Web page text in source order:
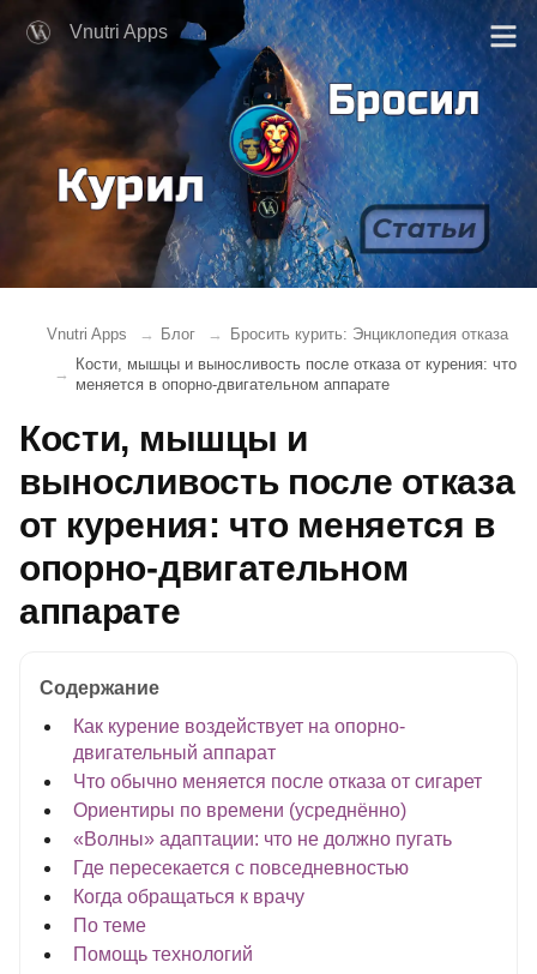
Vnutri Apps
Vnutri Apps Блог
Бросить курить: Энциклопедия отказа
Кости, мышцы и выносливость после отказа от курения: что
меняется в опорно-двигательном аппарате
Кости, мышцы и
выносливость после отказа
от курения: что меняется в
опорно-двигательном
аппарате
Содержание
Как курение воздействует на опорно-
двигательный аппарат
Что обычно меняется после отказа от сигарет
Ориентиры по времени (усреднённо)
«Волны» адаптации: что не должно пугать
Где пересекается с повседневностью
Когда обращаться к врачу
По теме
Помощь технологий